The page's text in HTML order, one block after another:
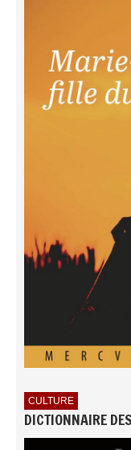
CULTURE
DICTIONNAIRE